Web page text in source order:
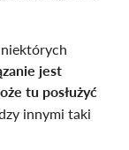
jest
tu posłużyć
innymi taki